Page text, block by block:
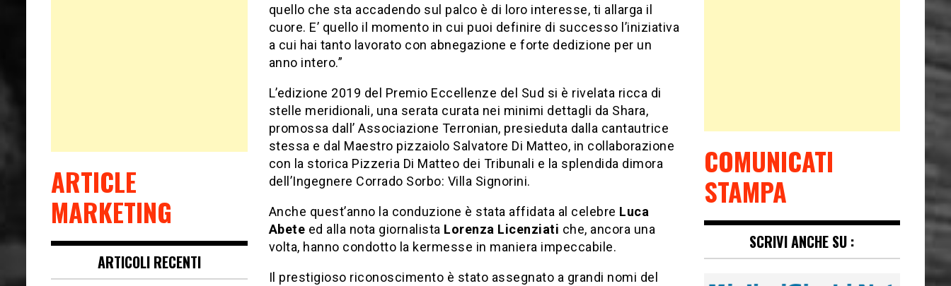
quello che sta accadendo sul palco è di loro interesse, ti allarga il
cuore. E’ quello il momento in cui puoi definire di successo l’iniziativa
a cui hai tanto lavorato con abnegazione e forte dedizione per un
anno intero.”
L’edizione 2019 del Premio Eccellenze del Sud si è rivelata ricca di
stelle meridionali, una serata curata nei minimi dettagli da Shara,
promossa dall’ Associazione Terronian, presieduta dalla cantautrice
stessa e dal Maestro pizzaiolo Salvatore Di Matteo, in collaborazione
con la storica Pizzeria Di Matteo dei Tribunali e la splendida dimora
dell’Ingegnere Corrado Sorbo: Villa Signorini.
Anche quest’anno la conduzione è stata affidata al celebre Luca
Abete ed alla nota giornalista Lorenza Licenziati che, ancora una
volta, hanno condotto la kermesse in maniera impeccabile.
Il prestigioso riconoscimento è stato assegnato a grandi nomi del
ARTICLE
MARKETING
ARTICOLI RECENTI
COMUNICATI
STAMPA
SCRIVI ANCHE SU :